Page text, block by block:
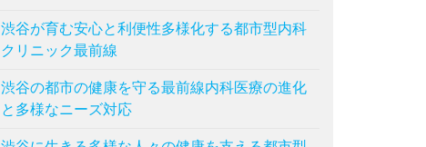
渋谷が育む安心と利便性多様化する都市型内科
クリニック最前線
渋谷の都市の健康を守る最前線内科医療の進化
と多様なニーズ対応